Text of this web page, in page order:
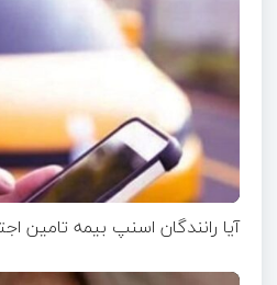
آیا رانندگان اسنپ بیمه تامین